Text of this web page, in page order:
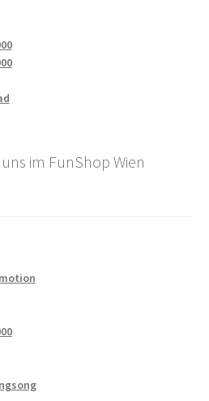
im FunShop Wien